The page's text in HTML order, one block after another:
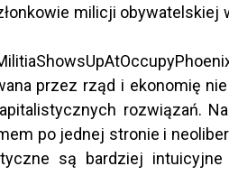
milicji obywatelskiej
przez rząd i ekonomię
rozwiązań. Na
po jednej stronie i
są bardziej